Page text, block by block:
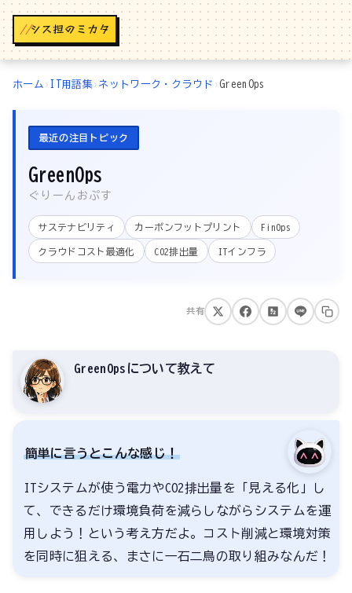
//
ホーム › IT用語集› ネットワーク・クラウド ›GreenOps
最近の注目トピック
GreenOps
ぐりーんおぷす
サステナビリティ カーボンフットプリント FinOps
クラウドコスト最適化 CO2排出量 ITインフラ
共有
GreenOpsについて教えて
簡単に言うとこんな感じ！
ITシステムが使う電力やCO2排出量を「見える化」し
て、できるだけ環境負荷を減らしながらシステムを運
用しよう！という考え方だよ。コスト削減と環境対策
を同時に狙える、まさに一石二鳥の取り組みなんだ！